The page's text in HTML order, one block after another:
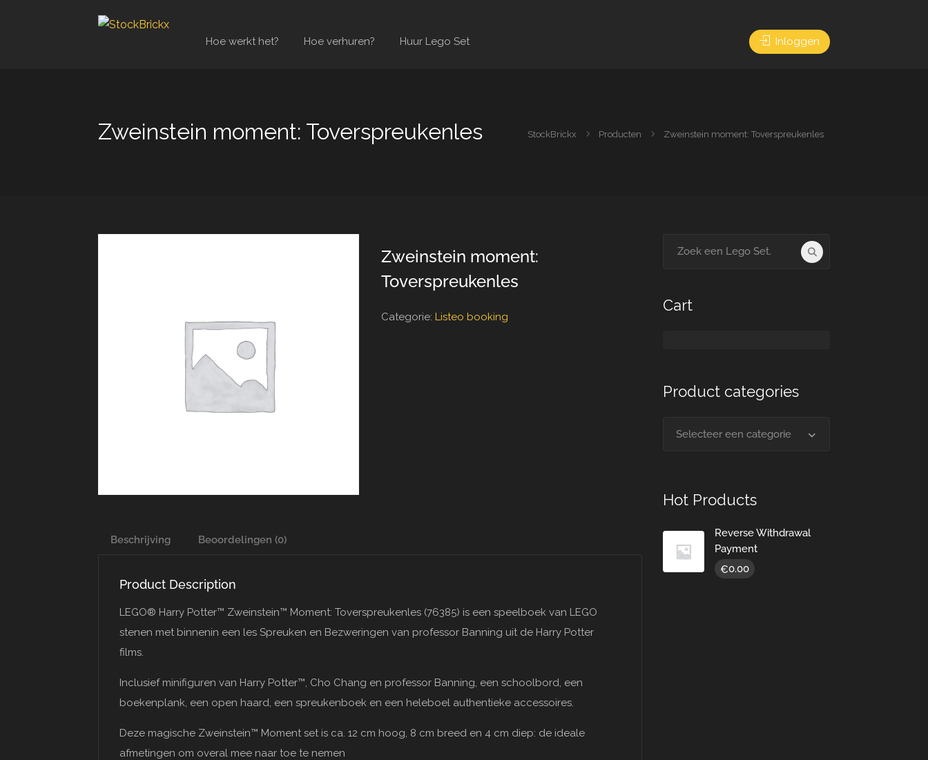
Hoe werkt het? Hoe verhuren? Huur Lego Set Inloggen
Zweinstein moment: Toverspreukenles StockBrickx Producten Zweinstein moment: Toverspreukenles
Zweinstein moment:
Toverspreukenles
Categorie: Listeo booking
Beschrijving Beoordelingen (0)
Product Description
LEGO® Harry Potter™ Zweinstein™ Moment: Toverspreukenles (76385) is een speelboek van LEGO
stenen met binnenin een les Spreuken en Bezweringen van professor Banning uit de Harry Potter
films.
Inclusief minifiguren van Harry Potter™, Cho Chang en professor Banning, een schoolbord, een
boekenplank, een open haard, een spreukenboek en een heleboel authentieke accessoires.
Deze magische Zweinstein™ Moment set is ca. 12 cm hoog, 8 cm breed en 4 cm diep: de ideale
afmetingen om overal mee naar toe te nemen
Cart
Product categories
Selecteer een categorie
Hot Products
Reverse Withdrawal
Payment
€0.00